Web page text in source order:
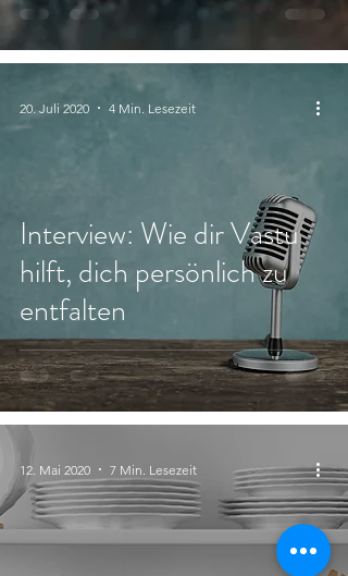
Interview: Wie dir Vastu
hilft, dich persönlich zu
entfalten
20. Juli 2020 4 Min. Lesezeit
12. Mai 2020 7 Min. Lesezeit